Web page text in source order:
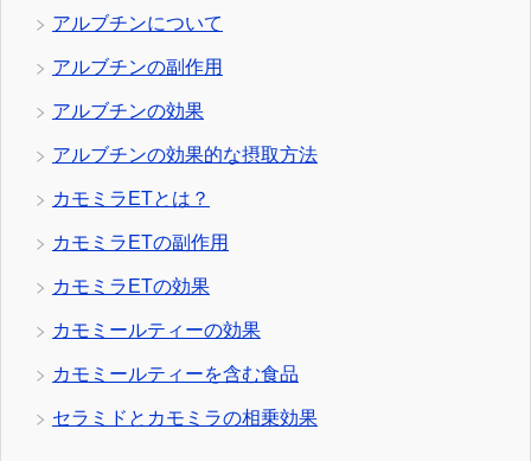
アルブチンについて
アルブチンの副作用
アルブチンの効果
アルブチンの効果的な摂取方法
カモミラETとは？
カモミラETの副作用
カモミラETの効果
カモミールティーの効果
カモミールティーを含む食品
セラミドとカモミラの相乗効果